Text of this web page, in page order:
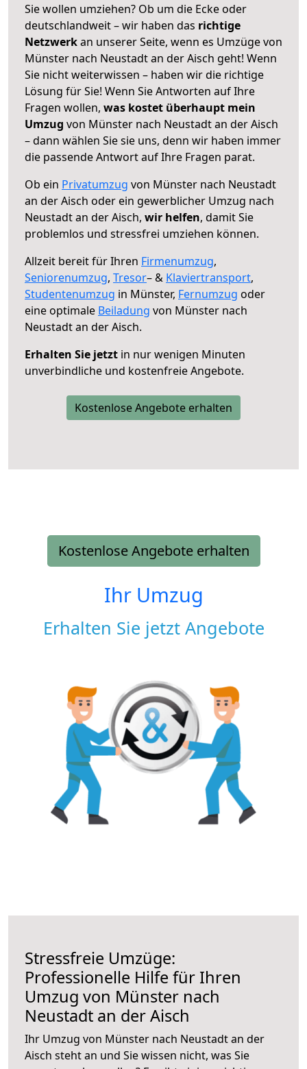
Sie wollen umziehen? Ob um die Ecke oder
deutschlandweit – wir haben das richtige
Netzwerkan unserer Seite, wenn es Umzüge von
Münster nach Neustadt an der Aisch geht! Wenn
Sie nicht weiterwissen – haben wir die richtige
Lösung für Sie! Wenn Sie Antworten auf Ihre
Fragen wollen, was kostet überhaupt mein
Umzug von Münster nach Neustadt an der Aisch
– dann wählen Sie sie uns, denn wir haben immer
die passende Antwort auf Ihre Fragen parat.
Ob ein Privatumzug von Münster nach Neustadt
an der Aisch oder ein gewerblicher Umzug nach
Neustadt an der Aisch, wir helfen, damit Sie
problemlos und stressfrei umziehen können.
Allzeit bereit für Ihren Firmenumzug,
Seniorenumzug, Tresor– & Klaviertransport,
Studentenumzug in Münster, Fernumzug oder
eine optimale Beiladung von Münster nach
Neustadt an der Aisch.
Erhalten Sie jetzt in nur wenigen Minuten
unverbindliche und kostenfreie Angebote.
Kostenlose Angebote erhalten
Kostenlose Angebote erhalten
Ihr Umzug
Erhalten Sie jetzt Angebote
Stressfreie Umzüge:
Professionelle Hilfe für Ihren
Umzug von Münster nach
Neustadt an der Aisch
Ihr Umzug von Münster nach Neustadt an der
Aisch steht an und Sie wissen nicht, was Sie